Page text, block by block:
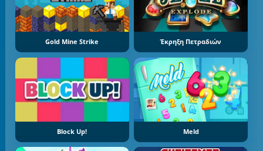
Gold Mine Strike Έκρηξη Πετραδιών
Block Up! Meld